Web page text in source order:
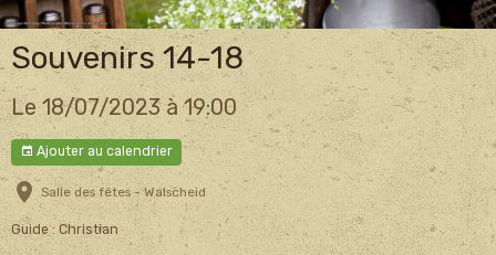
Souvenirs 14-18
Le 18/07/2023 à 19:00
Ajouter au calendrier
Salle des fêtes - Walscheid
Guide : Christian